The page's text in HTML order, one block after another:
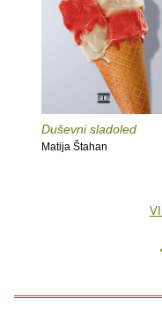
Duševni sladoled
Matija Štahan